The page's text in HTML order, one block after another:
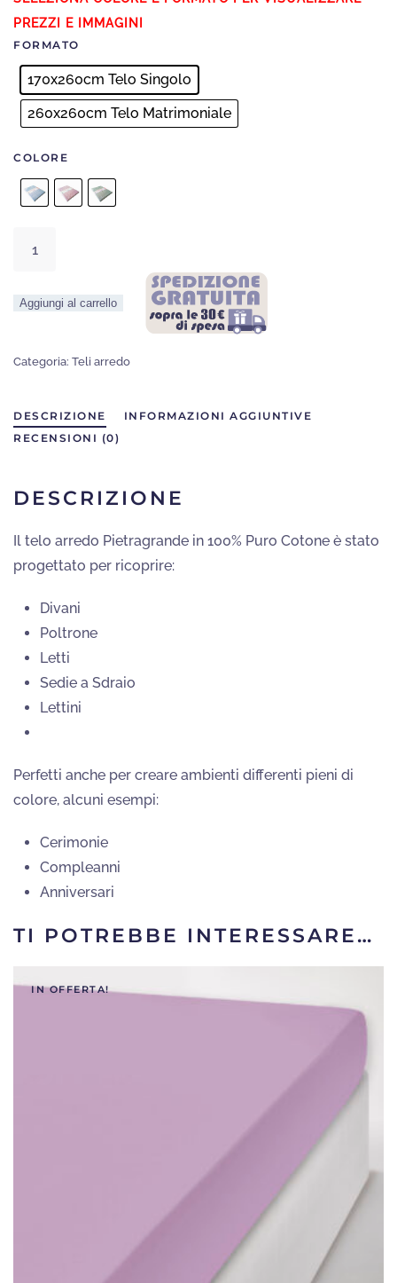
FORMATO
170x260cm Telo Singolo
260x260cm Telo Matrimoniale
COLORE
quantità
Aggiungi al carrello
Categoria: Teli arredo
DESCRIZIONE
INFORMAZIONI AGGIUNTIVE
RECENSIONI (0)
DESCRIZIONE
Il telo arredo Pietragrande in 100% Puro Cotone è stato
progettato per ricoprire:
Divani
Poltrone
Letti
Sedie a Sdraio
Lettini
Perfetti anche per creare ambienti differenti pieni di
colore, alcuni esempi:
Cerimonie
Compleanni
Anniversari
TI POTREBBE INTERESSARE…
IN OFFERTA!